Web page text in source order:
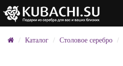
Каталог Столовое серебро